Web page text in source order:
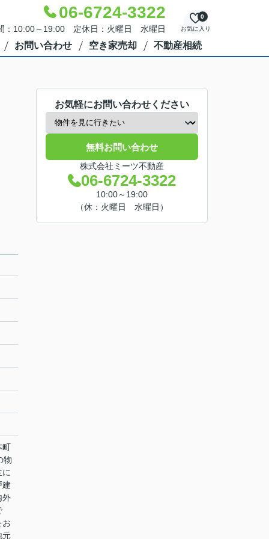
06-6724-3322
：10:00～19:00 定休日：火曜日 水曜日 お気に入り
0
お問い合わせ 空き家売却 不動産相続
町
物
建
外
お
元
お気軽にお問い合わせください
無料お問い合わせ
株式会社ミーツ不動産
06-6724-3322
10:00～19:00
（休：火曜日 水曜日）